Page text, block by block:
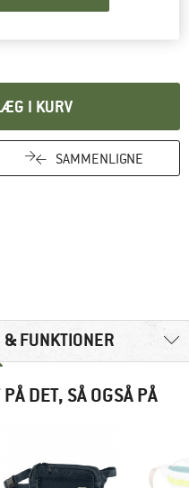
i en infoboks og indeholder
I KURV
SAMMENLIGNE
- oplysningerne får du
FUNKTIONER
DET, SÅ OGSÅ PÅ